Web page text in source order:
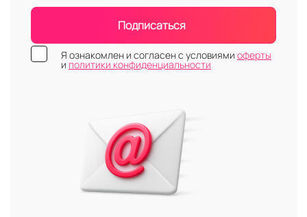
Подписаться
Я ознакомлен и согласен с условиями оферты
и политики конфиденциальности